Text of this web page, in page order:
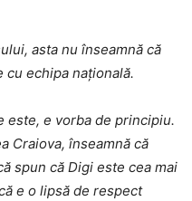
asta nu înseamnă că
echipa națională.
este, e vorba de principiu.
Craiova, înseamnă că
spun că Digi este cea mai
e o lipsă de respect